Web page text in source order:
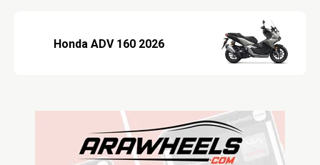
2026 Honda ADV 160